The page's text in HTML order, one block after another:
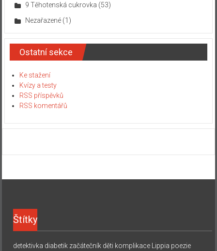
9 Těhotenská cukrovka (53)
Nezařazené(1)
Ostatní sekce
Ke stažení
Kvízy a testy
RSS příspěvků
RSS komentářů
Štítky
detektivka diabetik začátečník děti komplikace Lippia poezie